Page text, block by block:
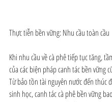
Thực tiễn bền vững: Nhu cầu toàn cầu
Khi nhu cầu về cà phê tiếp tục tăng,
của các biện pháp canh tác bền vững
Từ bảo tồn tài nguyên nước đến thúc
sinh học, canh tác cà phê bền vững